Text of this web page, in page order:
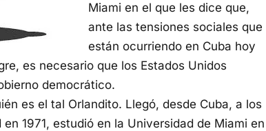
Miami en el que les dice que,
ante las tensiones sociales que
están ocurriendo en Cuba hoy
es necesario que los Estados Unidos
democrático.
es el tal Orlandito. Llegó, desde Cuba, a los
1971, estudió en la Universidad de Miami en